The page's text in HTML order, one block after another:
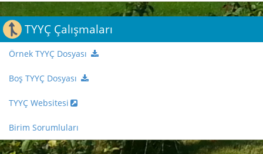
TYYÇ Çalışmaları
Örnek TYYÇ Dosyası
Boş TYYÇ Dosyası
TYYÇ Websitesi
Birim Sorumluları